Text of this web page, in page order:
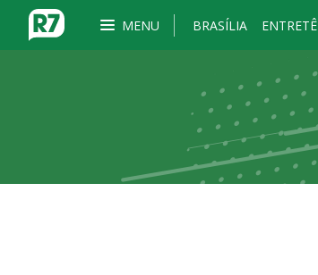
MENU BRASÍLIA ENTRETÊ